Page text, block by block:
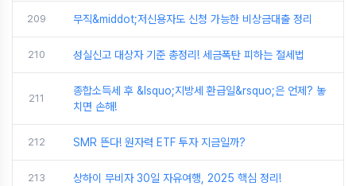
209 무직&middot;저신용자도 신청 가능한 비상금대출 정리
210 성실신고 대상자 기준 총정리! 세금폭탄 피하는 절세법
211
종합소득세 후 &lsquo;지방세 환급일&rsquo;은 언제? 놓
치면 손해!
212 SMR 뜬다! 원자력 ETF 투자 지금일까?
213 상하이 무비자 30일 자유여행, 2025 핵심 정리!